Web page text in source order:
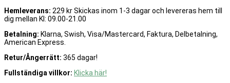
Hemleverans: 229 kr Skickas inom 1-3 dagar och levereras hem till
dig mellan Kl: 09.00-21.00
Betalning: Klarna, Swish, Visa/Mastercard, Faktura, Delbetalning,
American Express.
Retur/Ångerrätt: 365 dagar!
Fullständiga villkor: Klicka här!